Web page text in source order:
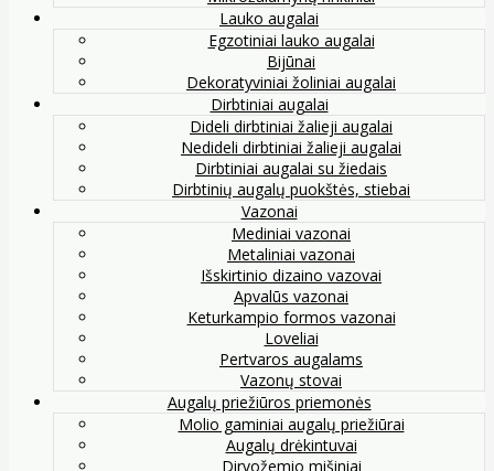
Lauko augalai
Egzotiniai lauko augalai
Bijūnai
Dekoratyviniai žoliniai augalai
Dirbtiniai augalai
Dideli dirbtiniai žalieji augalai
Nedideli dirbtiniai žalieji augalai
Dirbtiniai augalai su žiedais
Dirbtinių augalų puokštės, stiebai
Vazonai
Mediniai vazonai
Metaliniai vazonai
Išskirtinio dizaino vazovai
Apvalūs vazonai
Keturkampio formos vazonai
Loveliai
Pertvaros augalams
Vazonų stovai
Augalų priežiūros priemonės
Molio gaminiai augalų priežiūrai
Augalų drėkintuvai
Dirvožemio mišiniai